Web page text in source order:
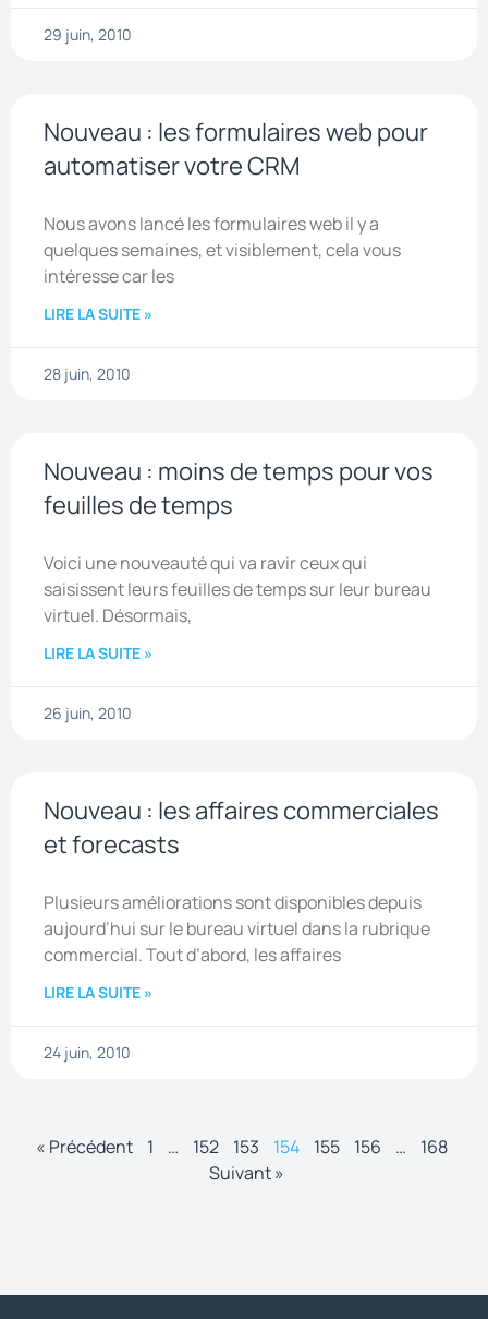
29 juin, 2010
Nouveau : les formulaires web pour
automatiser votre CRM
Nous avons lancé les formulaires web il y a
quelques semaines, et visiblement, cela vous
intéresse car les
LIRE LA SUITE »
28 juin, 2010
Nouveau : moins de temps pour vos
feuilles de temps
Voici une nouveauté qui va ravir ceux qui
saisissent leurs feuilles de temps sur leur bureau
virtuel. Désormais,
LIRE LA SUITE »
26 juin, 2010
Nouveau : les affaires commerciales
et forecasts
Plusieurs améliorations sont disponibles depuis
aujourd’hui sur le bureau virtuel dans la rubrique
commercial. Tout d’abord, les affaires
LIRE LA SUITE »
24 juin, 2010
« Précédent 1 … 152 153 154 155 156 …
168
Suivant »